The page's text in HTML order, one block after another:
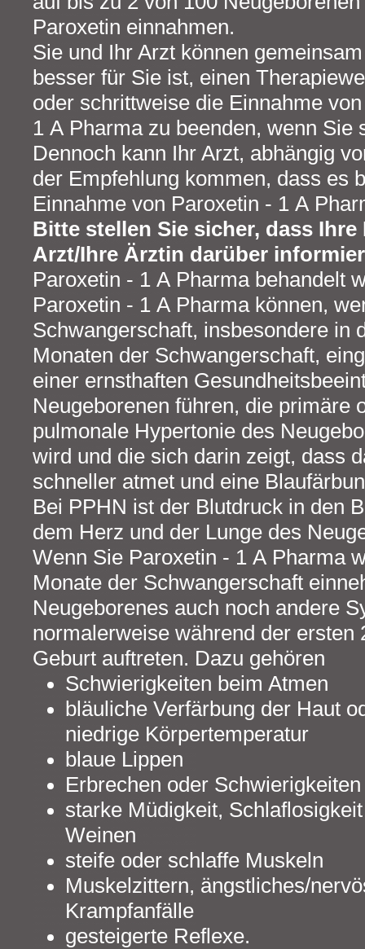
Paroxetin einnahmen.
Sie und Ihr Arzt können
besser für Sie ist, einen
oder schrittweise die Einnahme
1 A Pharma zu beenden, wenn Sie
Dennoch kann Ihr Arzt, abhängig
der Empfehlung kommen, dass es
Einnahme von Paroxetin - 1 A
Bitte stellen Sie sicher, dass Ihre
Arzt/Ihre Ärztin darüber
Paroxetin - 1 A Pharma behandelt
Paroxetin - 1 A Pharma können,
Schwangerschaft, insbesondere in
Monaten der Schwangerschaft,
einer ernsthaften
Neugeborenen führen, die primäre
pulmonale Hypertonie des
wird und die sich darin zeigt, dass
schneller atmet und eine
Bei PPHN ist der Blutdruck in den
dem Herz und der Lunge des
Wenn Sie Paroxetin - 1 A Pharma
Monate der Schwangerschaft
Neugeborenes auch noch andere
normalerweise während der ersten
Geburt auftreten. Dazu gehören
Schwierigkeiten beim Atmen
bläuliche Verfärbung der Haut
niedrige Körpertemperatur
blaue Lippen
Erbrechen oder
starke Müdigkeit,
Weinen
steife oder schlaffe Muskeln
Muskelzittern, ängstliches/
Krampfanfälle
gesteigerte Reflexe.